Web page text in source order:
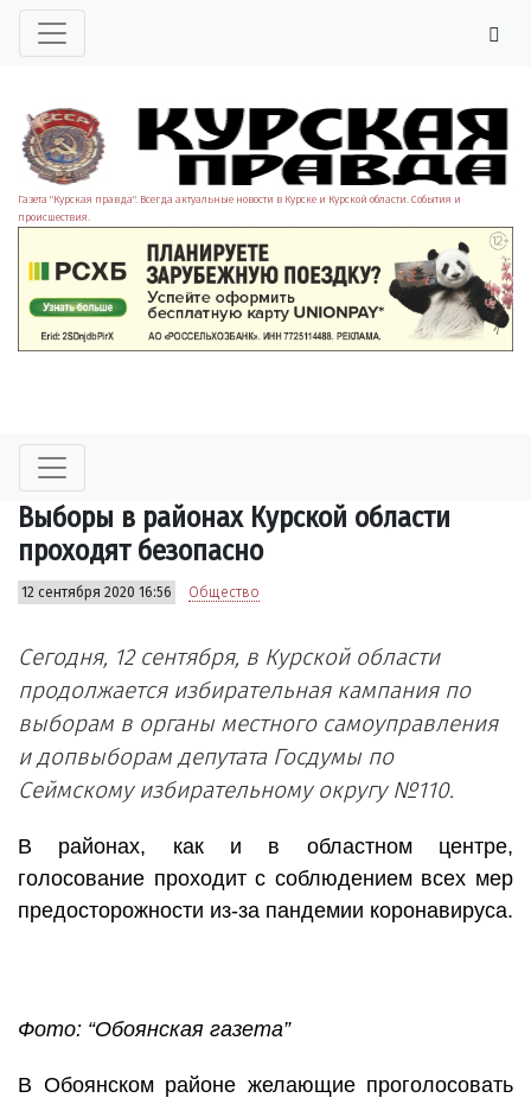
Газета "Курская правда". Всегда актуальные новости в Курске и Курской области. События и
происшествия.
Выборы в районах Курской области
проходят безопасно
12 сентября 2020 16:56 Общество
Сегодня, 12 сентября, в Курской области
продолжается избирательная кампания по
выборам в органы местного самоуправления
и допвыборам депутата Госдумы по
Сеймскому избирательному округу №110.
В районах, как и в областном центре,
голосование проходит с соблюдением всех мер
предосторожности из-за пандемии коронавируса.
Фото: “Обоянская газета”
В Обоянском районе желающие проголосовать